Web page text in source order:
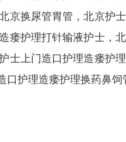
京换尿管胃管，北京护
瘘护理打针输液护士，
士上门造口护理造瘘护
口护理造瘘护理换药鼻饲